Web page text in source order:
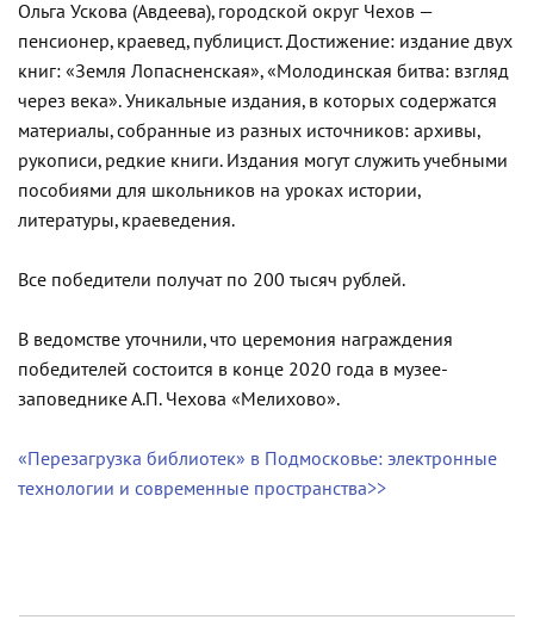
Ольга Ускова (Авдеева), городской округ Чехов —
пенсионер, краевед, публицист. Достижение: издание двух
книг: «Земля Лопасненская», «Молодинская битва: взгляд
через века». Уникальные издания, в которых содержатся
материалы, собранные из разных источников: архивы,
рукописи, редкие книги. Издания могут служить учебными
пособиями для школьников на уроках истории,
литературы, краеведения.
Все победители получат по 200 тысяч рублей.
В ведомстве уточнили, что церемония награждения
победителей состоится в конце 2020 года в музее-
заповеднике А.П. Чехова «Мелихово».
«Перезагрузка библиотек» в Подмосковье: электронные
технологии и современные пространства>>